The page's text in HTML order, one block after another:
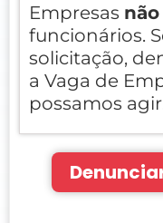
Empresas
funcionários.
solicitação,
a Vaga de
possamos